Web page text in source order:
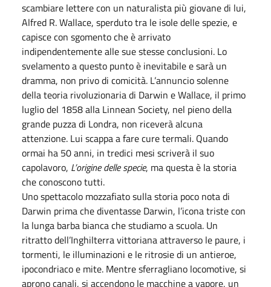
scambiare lettere con un naturalista più giovane di lui,
Alfred R. Wallace, sperduto tra le isole delle spezie, e
capisce con sgomento che è arrivato
indipendentemente alle sue stesse conclusioni. Lo
svelamento a questo punto è inevitabile e sarà un
dramma, non privo di comicità. L’annuncio solenne
della teoria rivoluzionaria di Darwin e Wallace, il primo
luglio del 1858 alla Linnean Society, nel pieno della
grande puzza di Londra, non riceverà alcuna
attenzione. Lui scappa a fare cure termali. Quando
ormai ha 50 anni, in tredici mesi scriverà il suo
capolavoro, L’origine delle specie, ma questa è la storia
che conoscono tutti.
Uno spettacolo mozzafiato sulla storia poco nota di
Darwin prima che diventasse Darwin, l’icona triste con
la lunga barba bianca che studiamo a scuola. Un
ritratto dell’Inghilterra vittoriana attraverso le paure, i
tormenti, le illuminazioni e le ritrosie di un antieroe,
ipocondriaco e mite. Mentre sferragliano locomotive, si
aprono canali, si accendono le macchine a vapore, un